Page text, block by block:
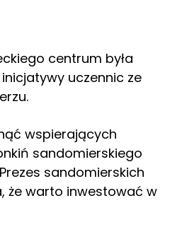
centrum była
uczennic ze
wspierających
sandomierskiego
sandomierskich
że warto inwestować w